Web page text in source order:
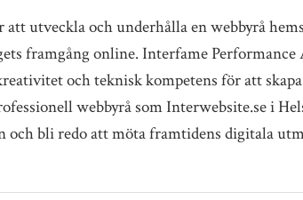
utveckla och underhålla en webbyrå
framgång online. Interfame
och teknisk kompetens för att
webbyrå som Interwebsite.se i
och bli redo att möta framtidens digitala